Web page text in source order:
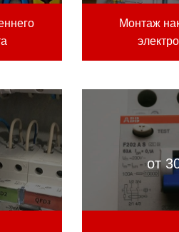
Монтаж
от